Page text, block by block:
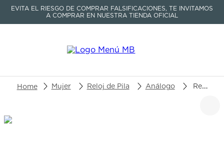
EVITA EL RIESGO DE COMPRAR FALSIFICACIONES, TE INVITAMOS
A COMPRAR EN NUESTRA TIENDA OFICIAL
Buscar un producto o artículo
Mujer Reloj de Pila Análogo Reloj Tissot Classic Dream T129.210.22.031.00